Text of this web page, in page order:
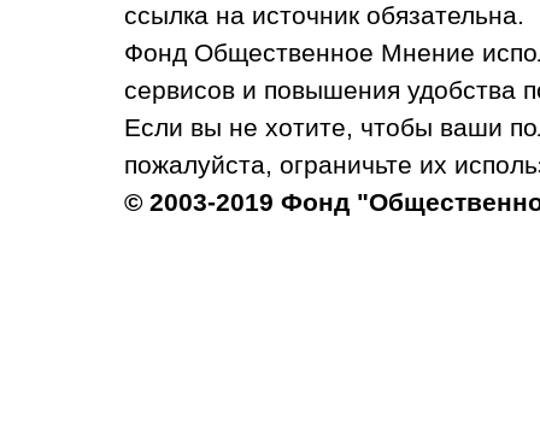
ссылка на источник обязательна.
Фонд Общественное Мнение
сервисов и повышения удобства
Если вы не хотите, чтобы ваши
пожалуйста, ограничьте их
© 2003-2019 Фонд